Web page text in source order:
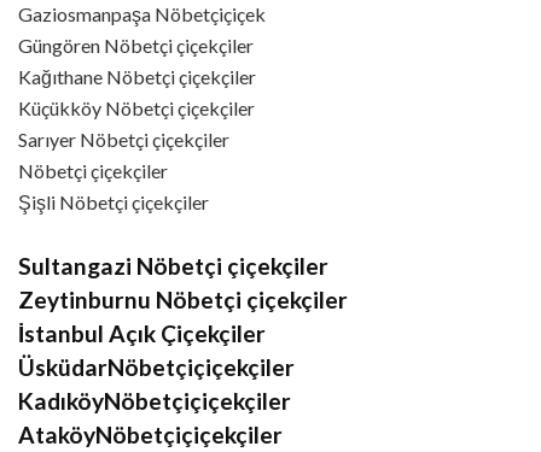
Gaziosmanpaşa Nöbetçiçiçek
Güngören Nöbetçi çiçekçiler
Kağıthane Nöbetçi çiçekçiler
Küçükköy Nöbetçi çiçekçiler
Sarıyer Nöbetçi çiçekçiler
Nöbetçi çiçekçiler
Şişli Nöbetçi çiçekçiler
Sultangazi Nöbetçi çiçekçiler
Zeytinburnu Nöbetçi çiçekçiler
İstanbul Açık Çiçekçiler
ÜsküdarNöbetçiçiçekçiler
KadıköyNöbetçiçiçekçiler
AtaköyNöbetçiçiçekçiler